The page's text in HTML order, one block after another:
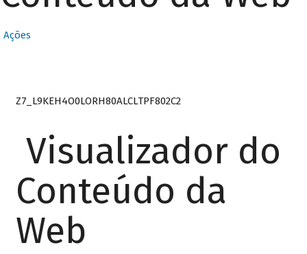
Ações
Z7_L9KEH4O0LORH80ALCLTPF802C2
Visualizador do
Conteúdo da
Web